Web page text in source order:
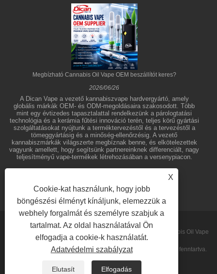
Megbízható Cannabis Oil Vape OEM beszállítót keres?
2026/06/26
A Dican Vape a vezető kannabiszvape hardvergyártó, amely
globális márkák OEM- és ODM-megoldásaira szakosodott. Több
mint egy évtizedes tapasztalattal rendelkezünk a párologtatási
technológia és a kerámia fűtési innováció terén, teljes körű gyártási
szolgáltatásokat nyújtunk a terméktervezéstől és a tervezéstől a
tömeggyártásig és a minőség-ellenőrzésig. A vezető
kannabiszmárkák világszerte megbíznak benne, és elkötelezettek
vagyunk amellett, hogy segítsünk partnereinknek differenciált, nagy
teljesítményű vape-termékek létrehozásában a versenypiacon.
Copyright © 2026 Shenzhen Dican Technology Co.,Ltd. - Cannabis Oil Vape
Pens, Koncentrátum Párologtatók, Eldobható Vape - Minden jog fenntartva.
Sitemap XML
X
Cookie-kat használunk, hogy jobb
böngészési élményt kínáljunk, elemezzük a
webhely forgalmát és személyre szabjuk a
tartalmat. Az oldal használatával Ön
elfogadja a cookie-k használatát.
Adatvédelmi szabályzat
Elutasít Elfogadás